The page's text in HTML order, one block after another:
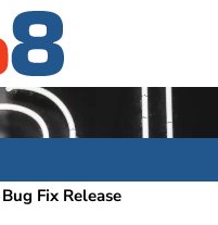
Fix Release